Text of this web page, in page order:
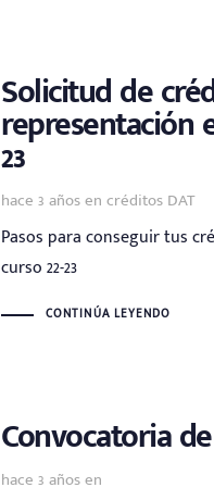
Solicitud de
representación
23
hace 3 añosen
Tags créditos DAT
Pasos para conseguir tus
curso 22-23
CONTINÚA LEYENDO
Convocatoria
hace 3 añosen